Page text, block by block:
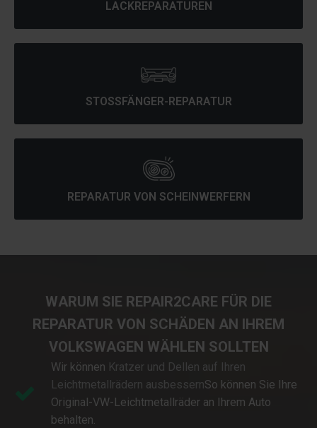
LACKREPARATUREN
STOSSFÄNGER-REPARATUR
REPARATUR VON SCHEINWERFERN
WARUM SIE REPAIR2CARE FÜR DIE
REPARATUR VON SCHÄDEN AN IHREM
VOLKSWAGEN WÄHLEN SOLLTEN
Wir können Kratzer und Dellen auf Ihren
Leichtmetallrädern ausbessernSo können Sie Ihre
Original-VW-Leichtmetallräder an Ihrem Auto
behalten.